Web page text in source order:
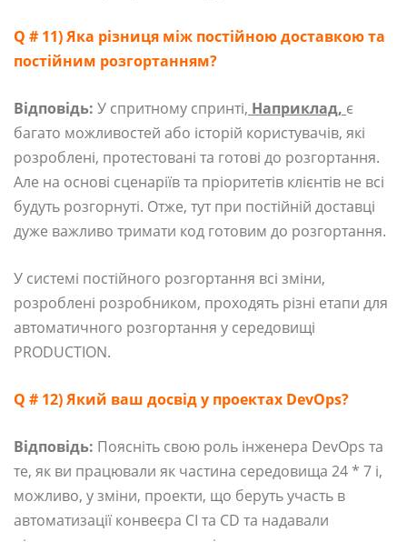
Q # 11) Яка різниця між постійною доставкою та
постійним розгортанням?
Відповідь: У спритному спринті, Наприклад, є
багато можливостей або історій користувачів, які
розроблені, протестовані та готові до розгортання.
Але на основі сценаріїв та пріоритетів клієнтів не всі
будуть розгорнуті. Отже, тут при постійній доставці
дуже важливо тримати код готовим до розгортання.
У системі постійного розгортання всі зміни,
розроблені розробником, проходять різні етапи для
автоматичного розгортання у середовищі
PRODUCTION.
Q # 12) Який ваш досвід у проектах DevOps?
Відповідь: Поясніть свою роль інженера DevOps та
те, як ви працювали як частина середовища 24 * 7 і,
можливо, у зміни, проекти, що беруть участь в
автоматизації конвеєра CI та CD та надавали